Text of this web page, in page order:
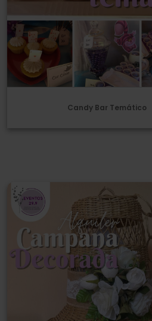
Candy Bar Temático
Alquiler de campana decorada